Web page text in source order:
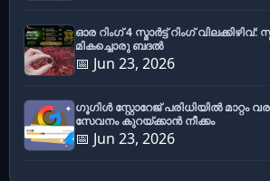
ഓര റിംഗ് 4 സ്മാർട്ട് റിംഗ് വിലക്കിഴിവ്:
മികച്ചൊരു ബദൽ
📅 Jun 23, 2026
ഗൂഗിൾ സ്റ്റോറേജ് പരിധിയിൽ
സേവനം കുറയ്ക്കാൻ നീക്കം
📅 Jun 23, 2026